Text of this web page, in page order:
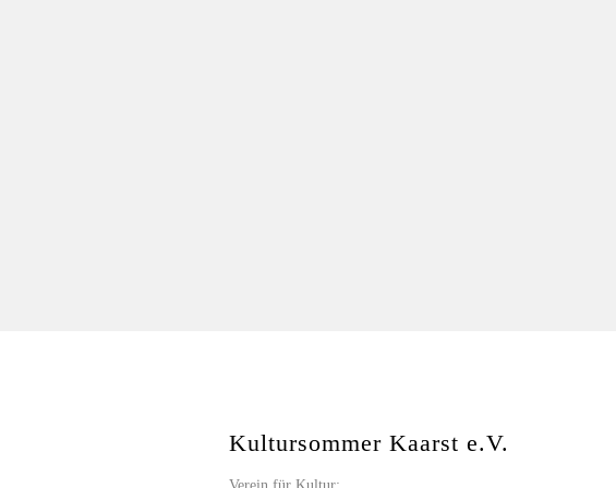
Kultursommer Kaarst e.V.